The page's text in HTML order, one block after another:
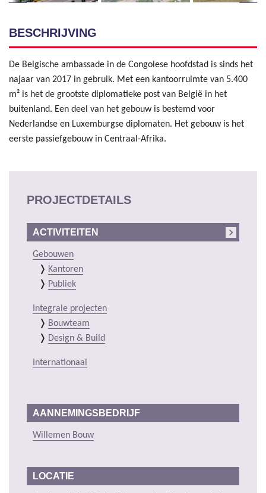
BESCHRIJVING
De Belgische ambassade in de Congolese hoofdstad is sinds het
najaar van 2017 in gebruik. Met een kantoorruimte van 5.400
m² is het de grootste diplomatieke post van België in het
buitenland. Een deel van het gebouw is bestemd voor
Nederlandse en Luxemburgse diplomaten. Het gebouw is het
eerste passiefgebouw in Centraal-Afrika.
PROJECTDETAILS
ACTIVITEITEN
Gebouwen
Kantoren
Publiek
Integrale projecten
Bouwteam
Design & Build
Internationaal
AANNEMINGSBEDRIJF
Willemen Bouw
LOCATIE